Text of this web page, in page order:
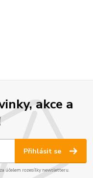
akce a
Přihlásit se
účelem rozesílky newsletteru.